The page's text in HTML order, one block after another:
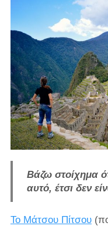
Βάζω στοίχημα
αυτό, έτσι δεν
Το Μάτσου Πίτσου